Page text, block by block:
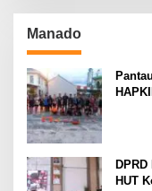
Manado
HUT